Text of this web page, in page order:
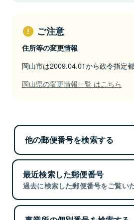
ご注意
住所等の変更情報
岡山市は2009.04.01から政令指定
岡山県の変更情報一覧 はこちら
他の郵便番号を検索する
最近検索した郵便番号
過去に検索した郵便番号をご覧い